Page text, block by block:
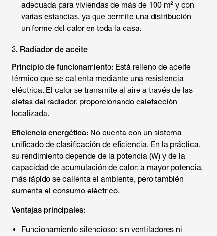
adecuada para viviendas de más de 100 m² y con
varias estancias, ya que permite una distribución
uniforme del calor en toda la casa.
3. Radiador de aceite
Principio de funcionamiento: Está relleno de aceite
térmico que se calienta mediante una resistencia
eléctrica. El calor se transmite al aire a través de las
aletas del radiador, proporcionando calefacción
localizada.
Eficiencia energética: No cuenta con un sistema
unificado de clasificación de eficiencia. En la práctica,
su rendimiento depende de la potencia (W) y de la
capacidad de acumulación de calor: a mayor potencia,
más rápido se calienta el ambiente, pero también
aumenta el consumo eléctrico.
Ventajas principales:
Funcionamiento silencioso: sin ventiladores ni